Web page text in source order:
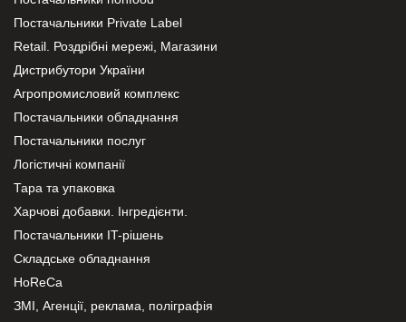
Постачальники Private Label
Retail. Роздрібні мережі, Магазини
Дистрибутори України
Агропромисловий комплекс
Постачальники обладнання
Постачальники послуг
Логістичні компанії
Тара та упаковка
Харчові добавки. Інгредієнти.
Постачальники IT-рішень
Складське обладнання
HoReCa
ЗМІ, Агенції, реклама, поліграфія